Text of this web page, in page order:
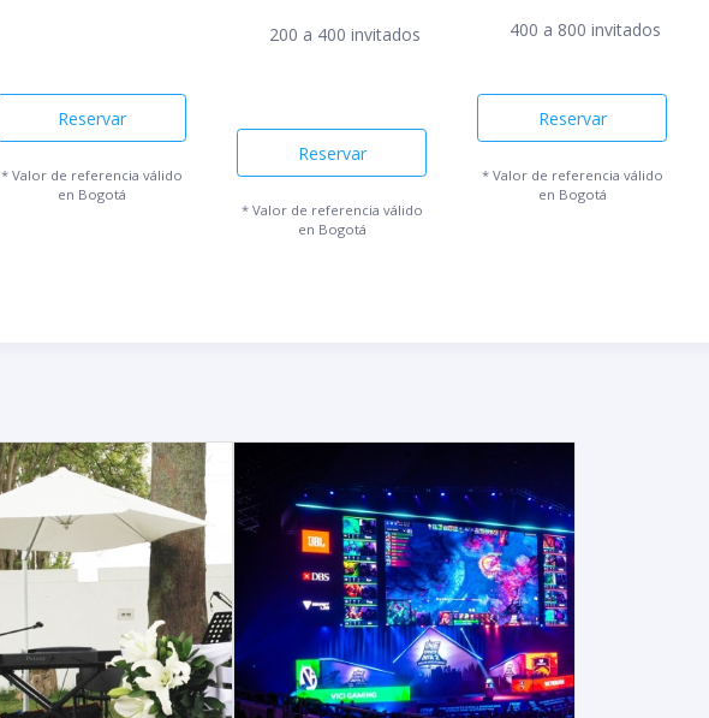
Reservar
* Valor de referencia válido
en Bogotá
200 a 400 invitados
Reservar
* Valor de referencia válido
en Bogotá
400 a 800 invitados
Reservar
* Valor de referencia válido
en Bogotá